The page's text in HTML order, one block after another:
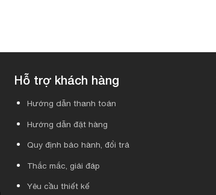
Hỗ trợ khách hàng
Hướng dẫn thanh toán
Hướng dẫn đặt hàng
Quy định bảo hành, đổi trả
Thắc mắc, giải đáp
Yêu cầu thiết kế